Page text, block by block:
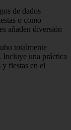
de dados
o como
añaden diversión
totalmente
Incluye una práctica
y fiestas en el